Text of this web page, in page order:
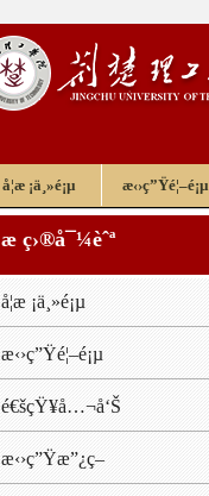
å­¦æ ¡ä¸»é¡µ æ‹›ç”Ÿé¦–é¡µ
æ ç›®å¯¼èˆª
å­¦æ ¡ä¸»é¡µ
æ‹›ç”Ÿé¦–é¡µ
é€šçŸ¥å…¬å‘Š
æ‹›ç”Ÿæ”¿ç­–